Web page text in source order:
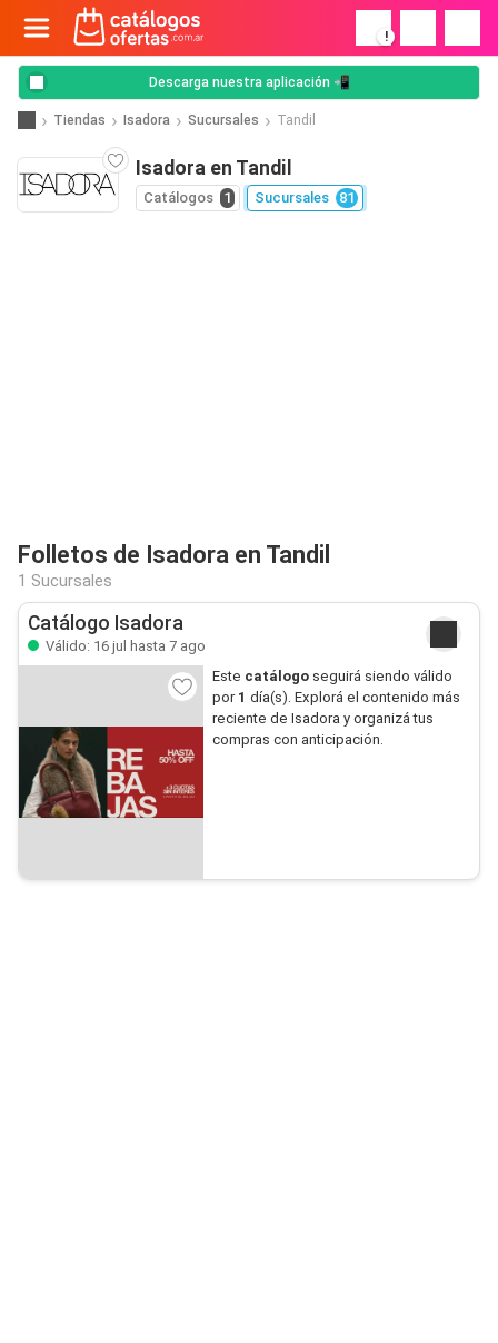
!
Descarga nuestra aplicación 📲
Tiendas Isadora Sucursales Tandil
Isadora en Tandil
Catálogos 1 Sucursales 81
Folletos de Isadora en Tandil
1 Sucursales
Catálogo Isadora
Válido: 16 jul hasta 7 ago
Este catálogoseguirá siendo válido
por 1 día(s). Explorá el contenido más
reciente de Isadora y organizá tus
compras con anticipación.